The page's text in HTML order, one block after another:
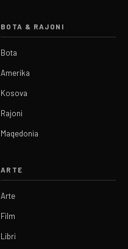
BOTA & RAJONI
Bota
Amerika
Kosova
Rajoni
Maqedonia
ARTE
Arte
Film
Libri